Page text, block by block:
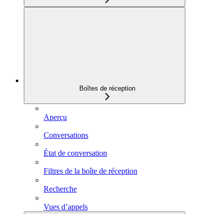
Boîtes de réception
Aperçu
Conversations
État de conversation
Filtres de la boîte de réception
Recherche
Vues d’appels